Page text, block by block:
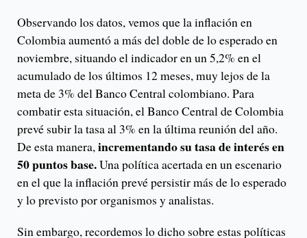
Observando los datos, vemos que la inflación en
Colombia aumentó a más del doble de lo esperado en
noviembre, situando el indicador en un 5,2% en el
acumulado de los últimos 12 meses, muy lejos de la
meta de 3% del Banco Central colombiano. Para
combatir esta situación, el Banco Central de Colombia
prevé subir la tasa al 3% en la última reunión del año.
De esta manera,incrementando su tasa de interés en
50 puntos base.Una política acertada en un escenario
en el que la inflación prevé persistir más de lo esperado
y lo previsto por organismos y analistas.
Sin embargo, recordemos lo dicho sobre estas políticas